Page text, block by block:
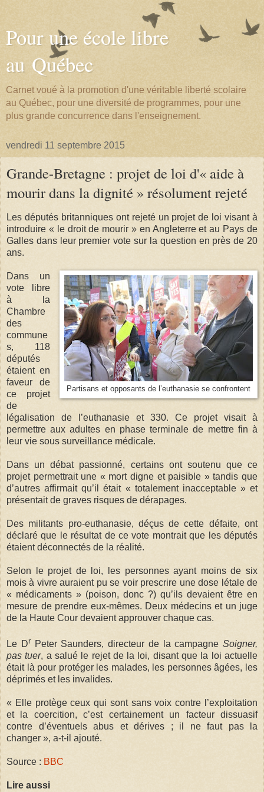
Pour une école libre
au Québec
Carnet voué à la promotion d'une véritable liberté scolaire
au Québec, pour une diversité de programmes, pour une
plus grande concurrence dans l'enseignement.
vendredi 11 septembre 2015
Grande-Bretagne : projet de loi d'« aide à
mourir dans la dignité » résolument rejeté
Les députés britanniques ont rejeté un projet de loi visant à
introduire « le droit de mourir » en Angleterre et au Pays de
Galles dans leur premier vote sur la question en près de 20
ans.
Partisans et opposants de l’euthanasie se confrontent
Dans un
vote libre
à la
Chambre
des
commune
s, 118
députés
étaient en
faveur de
ce projet
de
légalisation de l’euthanasie et 330. Ce projet visait à
permettre aux adultes en phase terminale de mettre fin à
leur vie sous surveillance médicale.
Dans un débat passionné, certains ont soutenu que ce
projet permettrait une « mort digne et paisible » tandis que
d’autres affirmait qu’il était « totalement inacceptable » et
présentait de graves risques de dérapages.
Des militants pro-euthanasie, déçus de cette défaite, ont
déclaré que le résultat de ce vote montrait que les députés
étaient déconnectés de la réalité.
Selon le projet de loi, les personnes ayant moins de six
mois à vivre auraient pu se voir prescrire une dose létale de
« médicaments » (poison, donc ?) qu’ils devaient être en
mesure de prendre eux-mêmes. Deux médecins et un juge
de la Haute Cour devaient approuver chaque cas.
Le Dr Peter Saunders, directeur de la campagne Soigner,
pas tuer, a salué le rejet de la loi, disant que la loi actuelle
était là pour protéger les malades, les personnes âgées, les
déprimés et les invalides.
« Elle protège ceux qui sont sans voix contre l’exploitation
et la coercition, c’est certainement un facteur dissuasif
contre d’éventuels abus et dérives ; il ne faut pas la
changer », a-t-il ajouté.
Source : BBC
Lire aussi